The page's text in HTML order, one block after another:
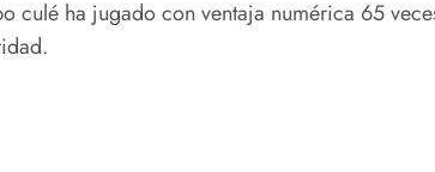
culé ha jugado con ventaja numérica 65